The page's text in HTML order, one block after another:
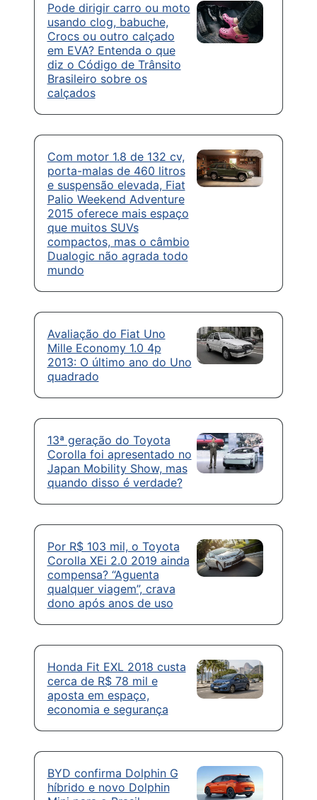
Pode dirigir carro ou moto
usando clog, babuche,
Crocs ou outro calçado
em EVA? Entenda o que
diz o Código de Trânsito
Brasileiro sobre os
calçados
Com motor 1.8 de 132 cv,
porta-malas de 460 litros
e suspensão elevada, Fiat
Palio Weekend Adventure
2015 oferece mais espaço
que muitos SUVs
compactos, mas o câmbio
Dualogic não agrada todo
mundo
Avaliação do Fiat Uno
Mille Economy 1.0 4p
2013: O último ano do Uno
quadrado
13ª geração do Toyota
Corolla foi apresentado no
Japan Mobility Show, mas
quando disso é verdade?
Por R$ 103 mil, o Toyota
Corolla XEi 2.0 2019 ainda
compensa? “Aguenta
qualquer viagem”, crava
dono após anos de uso
Honda Fit EXL 2018 custa
cerca de R$ 78 mil e
aposta em espaço,
economia e segurança
BYD confirma Dolphin G
híbrido e novo Dolphin